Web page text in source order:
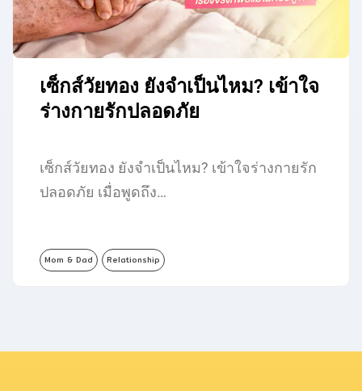
เซ็กส์วัยทอง ยังจำเป็นไหม? เข้าใจ
ร่างกายรักปลอดภัย
เซ็กส์วัยทอง ยังจำเป็นไหม? เข้าใจร่างกายรัก
ปลอดภัย เมื่อพูดถึง…
Mom & Dad Relationship